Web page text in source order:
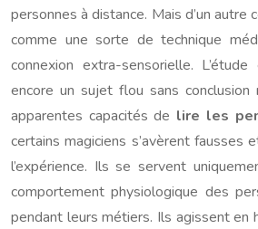
personnes à distance. Mais d’un autre
comme une sorte de technique
connexion extra-sensorielle.
encore un sujet flou sans
apparentes capacités de lire les
certains magiciens s’avèrent fausses
l’expérience. Ils se servent
comportement physiologique des
pendant leurs métiers. Ils agissent en